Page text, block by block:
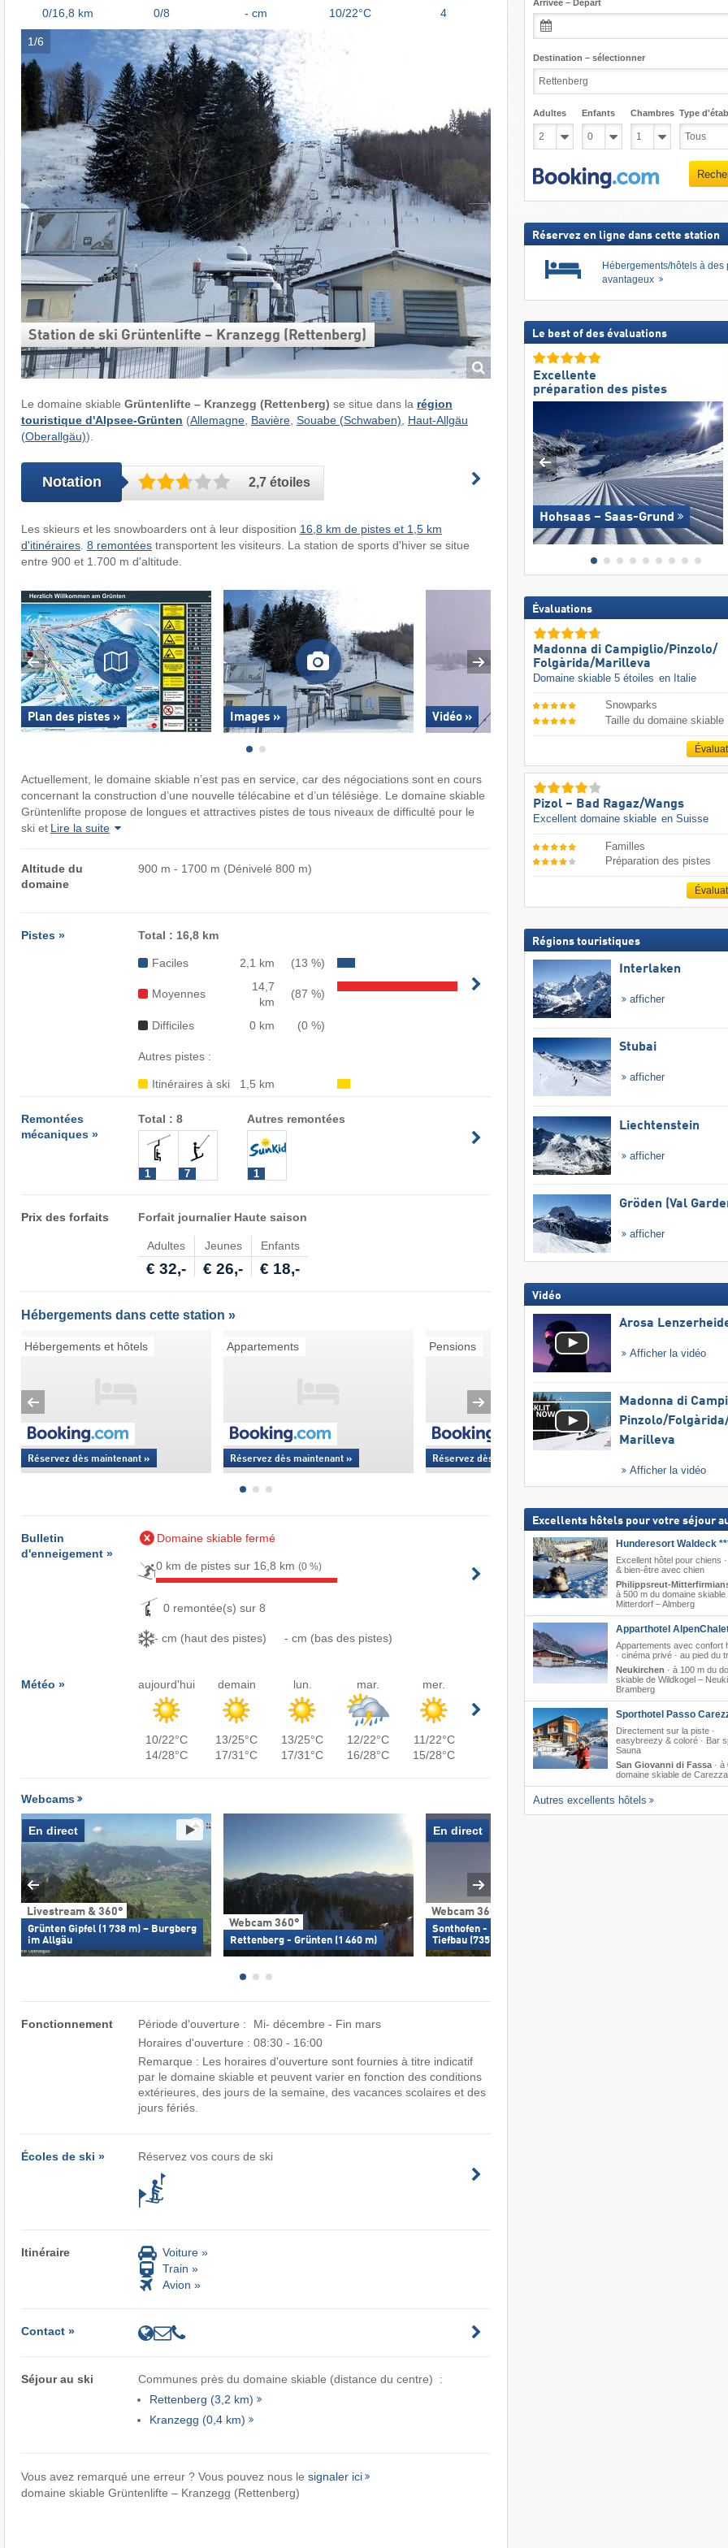
0/16,8 km
0/8
- cm 10/22°C 4
1/6
Station de ski Grüntenlifte – Kranzegg (Rettenberg)
Le domaine skiable Grüntenlifte – Kranzegg (Rettenberg) se situe dans la région
touristique d'Alpsee-Grünten (Allemagne, Bavière, Souabe (Schwaben)
Haut-Allgäu
(Oberallgäu)).
Notation 2,7 étoiles
Les skieurs et les snowboarders ont à leur disposition 16,8 km de pistes et 1,5 km
d'itinéraires. 8 remontéestransportent les visiteurs. La station de sports d'hiver se situe
entre 900 et 1.700 m d'altitude.
Plan des pistes » Images » Vidéo »
Actuellement, le domaine skiable n’est pas en service, car des négociations sont en cours
concernant la construction d’une nouvelle télécabine et d’un télésiège. Le domaine skiable
Grüntenlifte propose de longues et attractives pistes de tous niveaux de difficulté pour le
ski et Lire la suite
Altitude du
domaine
900 m - 1700 m (Dénivelé 800 m)
Pistes » Total : 16,8 km
Faciles 2,1 km (13 %)
Moyennes
14,7
km
(87 %)
Difficiles 0 km (0 %)
Autres pistes :
Itinéraires à ski 1,5 km
Remontées
mécaniques »
Total : 8
1 7
Autres remontées
1
Prix des forfaits Forfait journalier Haute saison
Adultes Jeunes Enfants
€ 32,- € 26,- € 18,-
Hébergements dans cette station »
Hébergements et hôtels
Réservez dès maintenant »
Appartements
Réservez dès maintenant »
Pensions
Réservez dès maintenant »
Skis aux pieds
Bulletin
d'enneigement »
Domaine skiable fermé
0 km de pistes sur 16,8 km(0 %)
0 remontée(s) sur 8
- cm (haut des pistes) - cm (bas des pistes)
Météo » aujourd'hui
10/22°C
14/28°C
demain
13/25°C
17/31°C
lun.
13/25°C
17/31°C
mar.
12/22°C
16/28°C
mer.
11/22°C
15/28°C
Webcams
Livestream & 360°
Grünten Gipfel (1 738 m) – Burgberg
im Allgäu
En direct
Webcam 360°
Rettenberg - Grünten (1 460 m)
Webcam 360°
Sonthofen - Panzer & Braun
Tiefbau (735 m)
En direct
Fonctionnement Période d'ouverture :
Mi- décembre - Fin mars
Horaires d'ouverture : 08:30 - 16:00
Remarque : Les horaires d'ouverture sont fournies à titre indicatif
par le domaine skiable et peuvent varier en fonction des conditions
extérieures, des jours de la semaine, des vacances scolaires et des
jours fériés.
Écoles de ski » Réservez vos cours de ski
Itinéraire
Voiture »
Train »
Avion »
Contact »
Séjour au ski
Communes près du domaine skiable (distance du centre) :
Rettenberg (3,2 km)
Kranzegg (0,4 km)
Vous avez remarqué une erreur ? Vous pouvez nous le signaler ici
domaine skiable Grüntenlifte – Kranzegg (Rettenberg)
Arrivée – Départ
Destination – sélectionner
Adultes Enfants Chambres Type
Réservez en ligne dans cette station
Hébergements/hôtels à des
avantageux
Le best of des évaluations
Excellente
préparation des pistes
Hohsaas – Saas-Grund
Évaluations
Madonna di Campiglio/​Pinzolo/​
Folgàrida/​Marilleva
Domaine skiable 5 étoiles en Italie
Snowparks
Taille du domaine skiable
Pizol – Bad Ragaz/​Wangs
Excellent domaine skiable en Suisse
Familles
Préparation des pistes
Régions touristiques
Interlaken
afficher
Stubai
afficher
Liechtenstein
afficher
Gröden (Val
afficher
Vidéo
Arosa
Afficher la vidéo
Madonna di
Pinzolo/​
Marilleva
Afficher la vidéo
Excellents hôtels pour votre séjour
Hunderesort Waldeck
Excellent hôtel pour chiens
& bien-être avec chien
Philippsreut-
à 500 m du domaine skiable
Mitterdorf – Almberg
Apparthotel
Appartements avec confort
· cinéma privé · au pied du
Neukirchen · à 100 m du
skiable de Wildkogel –
Bramberg
Sporthotel Passo
Directement sur la piste ·
easybreezy & coloré · Bar
Sauna
San Giovanni di Fassa· à
domaine skiable de Carezza
Autres excellents hôtels